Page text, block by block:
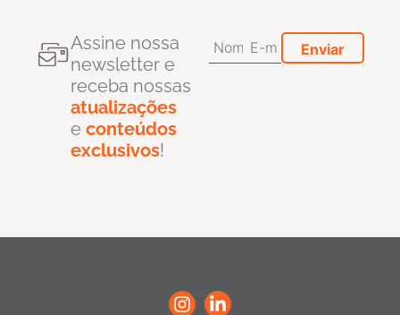
Assine nossa
newsletter e
receba nossas
atualizações
e conteúdos
exclusivos!